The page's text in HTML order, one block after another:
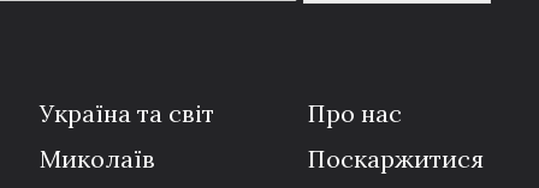
Україна та світ
Миколаїв
Про нас
Поскаржитися